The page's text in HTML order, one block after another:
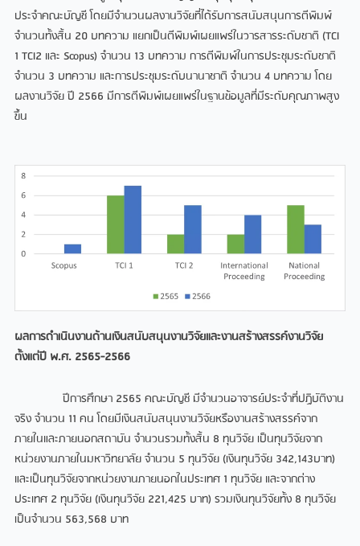
ประจำคณะบัญชี โดยมีจำนวนผลงานวิจัยที่ได้รับการสนับสนุนการตีพิมพ์
จำนวนทั้งสิ้น 20 บทความ แยกเป็นตีพิมพ์เผยแพร่ในวารสารระดับชาติ (TCI
1 TCI2 และ Scopus) จำนวน 13 บทความ การตีพิมพ์ในการประชุมระดับชาติ
จำนวน 3 บทความ และการประชุมระดับนานาชาติ จำนวน 4 บทความ โดย
ผลงานวิจัย ปี 2566 มีการตีพิมพ์เผยแพร่ในฐานข้อมูลที่มีระดับคุณภาพสูง
ขึ้น
ผลการดำเนินงานด้านเงินสนับสนุนงานวิจัยและงานสร้างสรรค์งานวิจัย
ตั้งแต่ปี พ.ศ. 2565-2566
ปีการศึกษา 2565 คณะบัญชี มีจำนวนอาจารย์ประจำที่ปฏิบัติงาน
จริง จำนวน 11 คน โดยมีเงินสนับสนุนงานวิจัยหรืองานสร้างสรรค์จาก
ภายในและภายนอกสถาบัน จำนวนรวมทั้งสิ้น 8 ทุนวิจัย เป็นทุนวิจัยจาก
หน่วยงานภายในมหาวิทยาลัย จำนวน 5 ทุนวิจัย (เงินทุนวิจัย 342,143บาท)
และเป็นทุนวิจัยจากหน่วยงานภายนอกในประเทศ 1 ทุนวิจัย และจากต่าง
ประเทศ 2 ทุนวิจัย (เงินทุนวิจัย 221,425 บาท) รวมเงินทุนวิจัยทั้ง 8 ทุนวิจัย
เป็นจำนวน 563,568 บาท